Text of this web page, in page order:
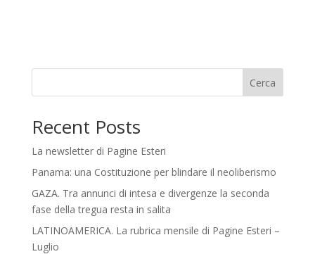
Cerca
Recent Posts
La newsletter di Pagine Esteri
Panama: una Costituzione per blindare il neoliberismo
GAZA. Tra annunci di intesa e divergenze la seconda
fase della tregua resta in salita
LATINOAMERICA. La rubrica mensile di Pagine Esteri –
Luglio